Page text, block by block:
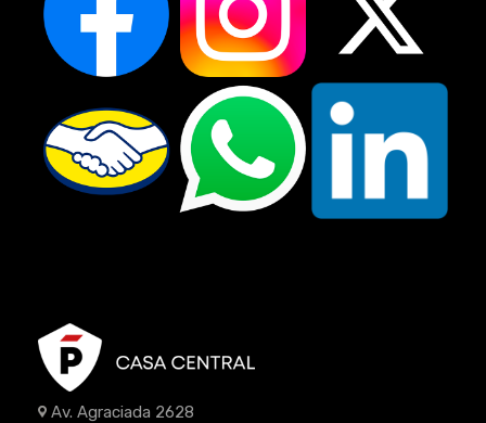
Av. Agraciada 2628